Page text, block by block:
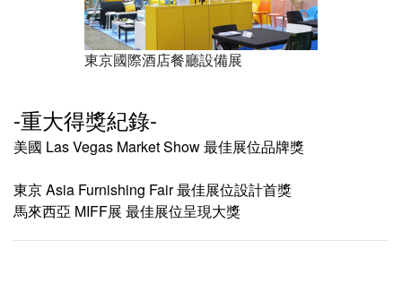
東京國際酒店餐廳設備展
-重大得獎紀錄-
美國 Las Vegas Market Show 最佳展位品牌獎
東京 Asia Furnishing Fair 最佳展位設計首獎
馬來西亞 MIFF展 最佳展位呈現大獎